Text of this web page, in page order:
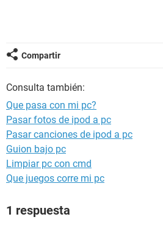
Compartir
Consulta también:
Que pasa con mi pc?
Pasar fotos de ipod a pc
Pasar canciones de ipod a pc
Guion bajo pc
Limpiar pc con cmd
Que juegos corre mi pc
1 respuesta